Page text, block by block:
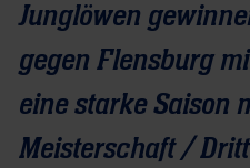
Junglöwen
gegen Flensburg
eine starke Saison
Meisterschaft /